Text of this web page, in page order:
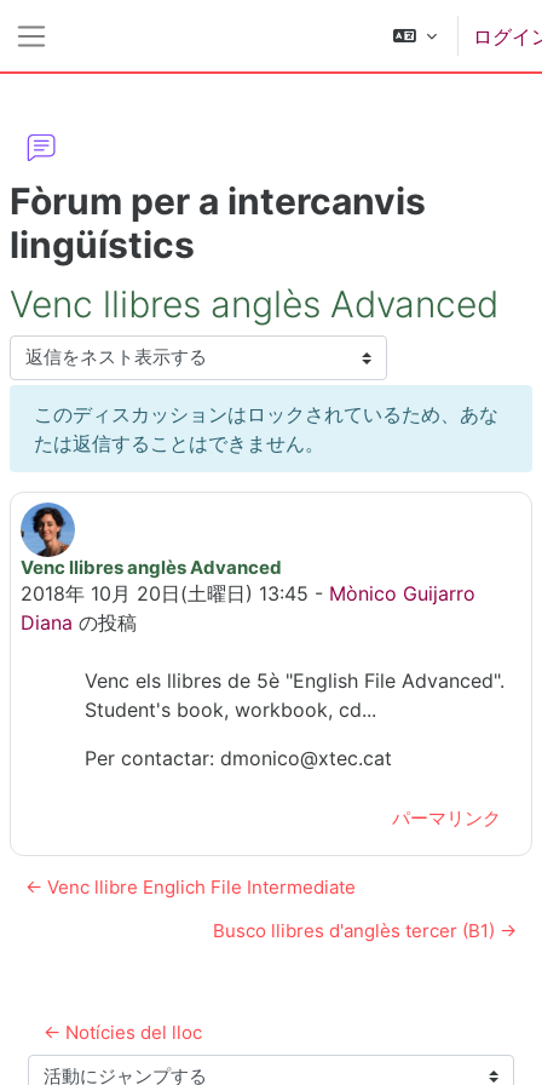
ログイ
Fòrum per a intercanvis
lingüístics
Venc llibres anglès Advanced
表示モード
このディスカッションはロックされているため、あな
たは返信することはできません。
Venc llibres anglès Advanced
2018年 10月 20日(土曜日) 13:45 - Mònico Guijarro
Diana の投稿
返信数: 0
Venc els llibres de 5è "English File Advanced".
Student's book, workbook, cd...
Per contactar: dmonico@xtec.cat
パーマリンク
← Venc llibre Englich File Intermediate
Busco llibres d'anglès tercer (B1) →
← Notícies del lloc